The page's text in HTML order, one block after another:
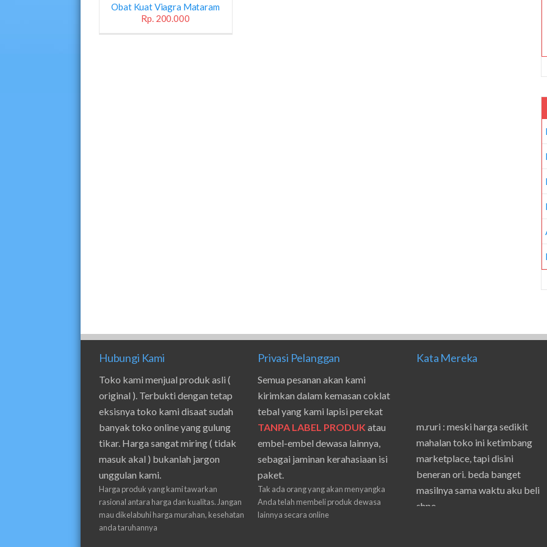
Obat Kuat Viagra Mataram
Rp. 200.000
Hubungi Kami
Toko kami menjual produk asli (
original ). Terbukti dengan tetap
eksisnya toko kami disaat sudah
banyak toko online yang gulung
tikar. Harga sangat miring ( tidak
masuk akal ) bukanlah jargon
unggulan kami.
Harga produk yang kami tawarkan
rasional antara harga dan kualitas. Jangan
mau dikelabuhi harga murahan, kesehatan
anda taruhannya
Privasi Pelanggan
Semua pesanan akan kami
kirimkan dalam kemasan coklat
tebal yang kami lapisi perekat
TANPA LABEL PRODUKatau
embel-embel dewasa lainnya,
sebagai jaminan kerahasiaan isi
paket.
Tak ada orang yang akan menyangka
Anda telah membeli produk dewasa
lainnya secara online
Kata Mereka
m.ruri : meski harga sedikit
mahalan toko ini ketimbang
marketplace, tapi disini
beneran ori. beda banget
masilnya sama waktu aku beli
shpe